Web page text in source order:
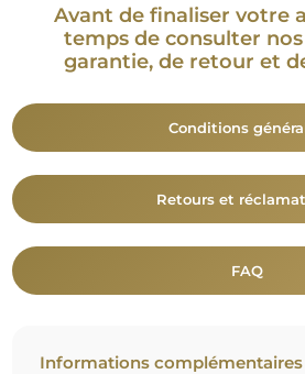
Avant de finaliser votre
temps de consulter
garantie, de retour et
Conditions
Retours et
FAQ
Informations complémentaires